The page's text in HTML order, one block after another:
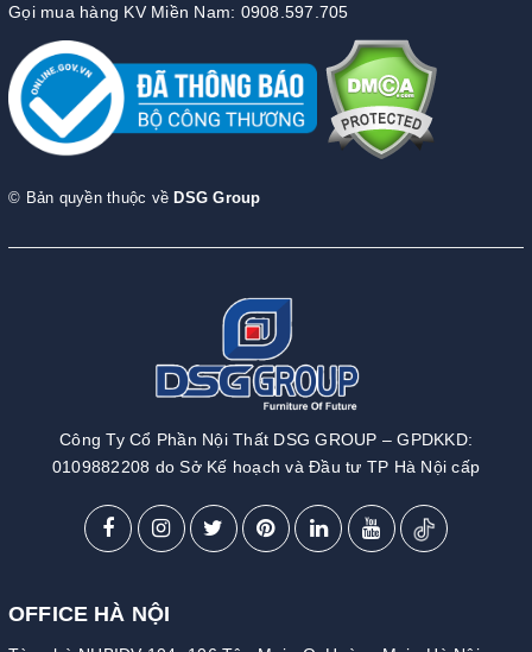
Gọi mua hàng KV Miền Nam: 0908.597.705
© Bản quyền thuộc về DSG Group
Công Ty Cổ Phần Nội Thất DSG GROUP – GPDKKD:
0109882208 do Sở Kế hoạch và Đầu tư TP Hà Nội cấp
OFFICE HÀ NỘI